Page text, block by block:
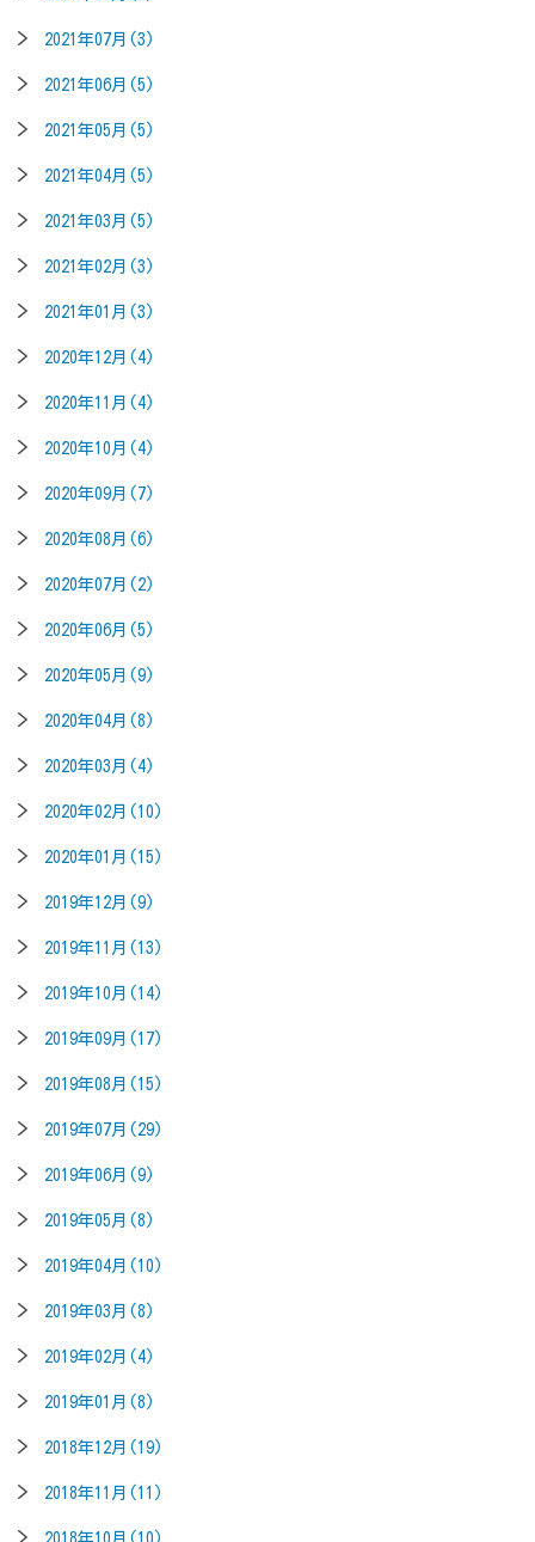
2021年07月(3)
2021年06月(5)
2021年05月(5)
2021年04月(5)
2021年03月(5)
2021年02月(3)
2021年01月(3)
2020年12月(4)
2020年11月(4)
2020年10月(4)
2020年09月(7)
2020年08月(6)
2020年07月(2)
2020年06月(5)
2020年05月(9)
2020年04月(8)
2020年03月(4)
2020年02月(10)
2020年01月(15)
2019年12月(9)
2019年11月(13)
2019年10月(14)
2019年09月(17)
2019年08月(15)
2019年07月(29)
2019年06月(9)
2019年05月(8)
2019年04月(10)
2019年03月(8)
2019年02月(4)
2019年01月(8)
2018年12月(19)
2018年11月(11)
2018年10月(10)